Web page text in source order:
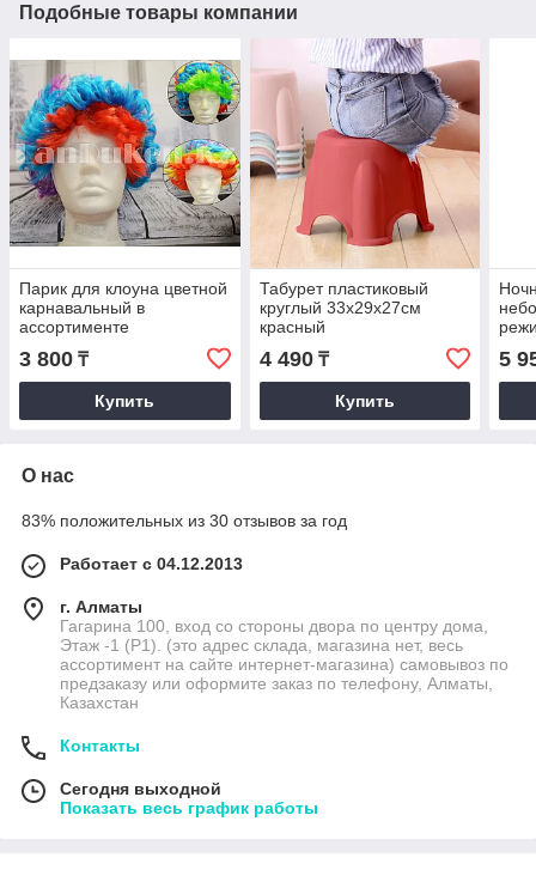
Подобные товары компании
Парик для клоуна цветной
карнавальный в
ассортименте
(разноцветный объемный
парик)
3 800 ₸
Купить
Табурет пластиковый
круглый 33х29х27см
красный
4 490₸
Купить
5
О нас
83% положительных из 30 отзывов за год
Работает с 04.12.2013
г. Алматы
Гагарина 100, вход со стороны двора по центру дома,
Этаж -1 (P1). (это адрес склада, магазина нет, весь
ассортимент на сайте интернет-магазина) самовывоз по
предзаказу или оформите заказ по телефону, Алматы,
Казахстан
Контакты
Сегодня выходной
Показать весь график работы